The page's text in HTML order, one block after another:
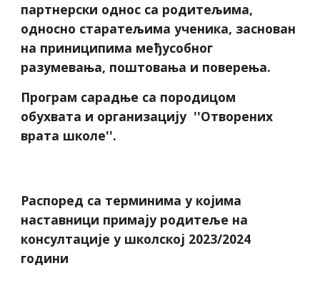
партнерски однос са родитељима,
односно старатељима ученика, заснован
на приниципима међусобног
разумевања, поштовања и поверења.
Програм сарадње са породицом
обухвата и организацију ''Отворених
врата школе''.
Распоред са терминима у којима
наставници примају родитеље на
консултације у школској 2023/2024
години